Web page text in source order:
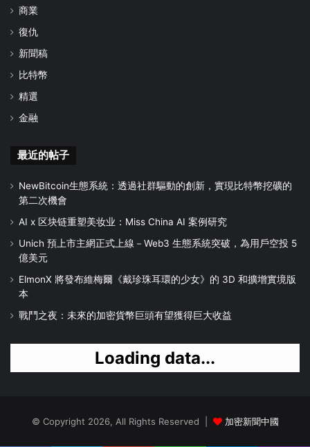
商業
復仇
新聞稿
比特幣
精選
金融
最近的帖子
NewBitcoin生態系統：透過社群驅動的創新，實現比特幣挖礦的
第二次機會
AI x 区块链重塑美妆业：Miss China AI 案例研究
Unich 預上市主網正式上線－Web3 生態系統突破，為用戶空投 5
億美元
ElmonX 將發布維梅爾《戴珍珠耳環的少女》的 3D 和擴增實境版
本
戰鬥之夜：未來的加密貨幣巨頭有望獲得巨大收益
Loading data...
© Copyright 2026, All Rights Reserved | 加密新聞中國